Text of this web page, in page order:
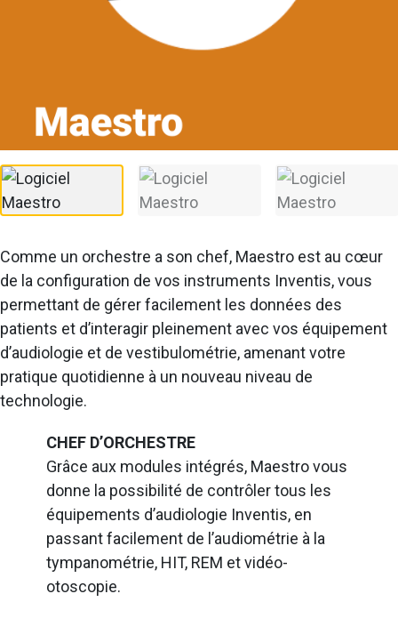
Comme un orchestre a son chef, Maestro est au cœur
de la configuration de vos instruments Inventis, vous
permettant de gérer facilement les données des
patients et d’interagir pleinement avec vos équipement
d’audiologie et de vestibulométrie, amenant votre
pratique quotidienne à un nouveau niveau de
technologie.
CHEF D’ORCHESTRE
Grâce aux modules intégrés, Maestro vous
donne la possibilité de contrôler tous les
équipements d’audiologie Inventis, en
passant facilement de l’audiométrie à la
tympanométrie, HIT, REM et vidéo-
otoscopie.